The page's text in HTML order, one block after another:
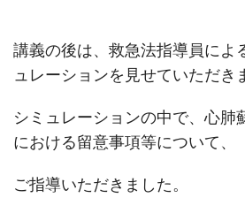
講義の後は、救急法指導員によ
ュレーションを見せていただき
シミュレーションの中で、心肺
における留意事項等について、
ご指導いただきました。